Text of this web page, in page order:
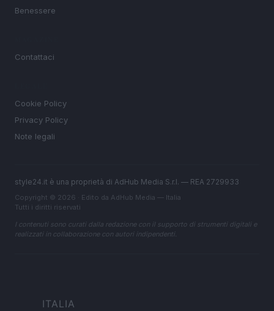
Benessere
Contattaci
Cookie Policy
Privacy Policy
Note legali
style24.it è una proprietà di AdHub Media S.r.l. — REA 2729933
Copyright © 2026 · Edito da AdHub Media — Italia
Tutti i diritti riservati
I contenuti sono curati dalla redazione con il supporto di strumenti digitali e
realizzati in collaborazione con autori indipendenti.
ITALIA